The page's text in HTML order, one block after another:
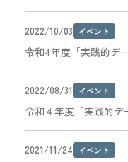
2022/10/03 イベント
令和4年度「実践的デ
2022/08/31 イベント
令和４年度「実践的
2021/11/24 イベント